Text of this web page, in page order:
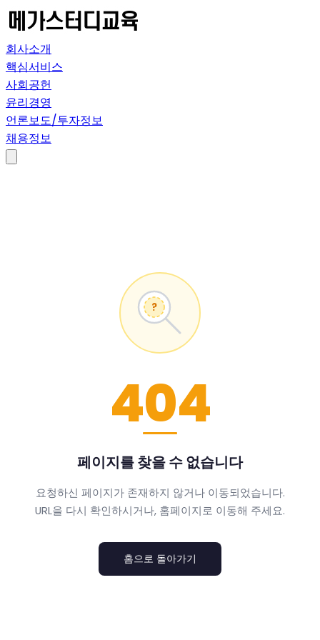
회사소개
핵심서비스
사회공헌
윤리경영
언론보도/투자정보
채용정보
?
404
페이지를 찾을 수 없습니다
요청하신 페이지가 존재하지 않거나 이동되었습니다.
URL을 다시 확인하시거나, 홈페이지로 이동해 주세요.
홈으로 돌아가기